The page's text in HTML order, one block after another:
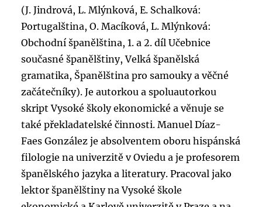
(J. Jindrová, L. Mlýnková, E. Schalková:
Portugalština, O. Macíková, L. Mlýnková:
Obchodní španělština, 1. a 2. díl Učebnice
současné španělštiny, Velká španělská
gramatika, Španělština pro samouky a věčné
začátečníky). Je autorkou a spoluautorkou
skript Vysoké školy ekonomické a věnuje se
také překladatelské činnosti. Manuel Díaz-
Faes González je absolventem oboru hispánská
filologie na univerzitě v Oviedu a je profesorem
španělského jazyka a literatury. Pracoval jako
lektor španělštiny na Vysoké škole